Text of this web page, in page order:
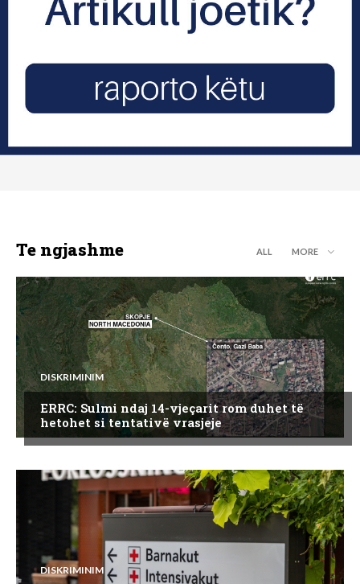
Te ngjashme ALL MORE
DISKRIMINIM
ERRC: Sulmi ndaj 14-vjeçarit rom duhet të
hetohet si tentativë vrasjeje
DISKRIMINIM